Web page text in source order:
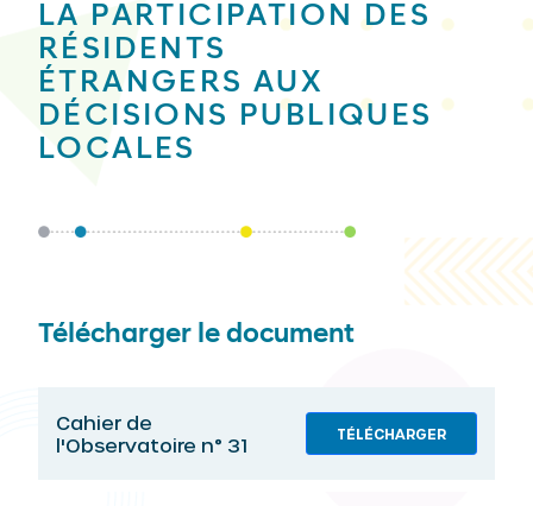
LA PARTICIPATION DES
RÉSIDENTS
ÉTRANGERS AUX
DÉCISIONS PUBLIQUES
LOCALES
Télécharger le document
Cahier de
l'Observatoire n° 31
TÉLÉCHARGER